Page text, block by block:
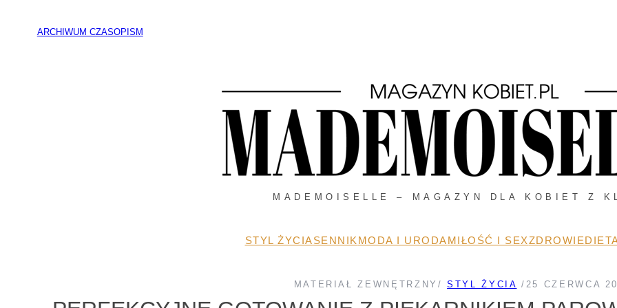
ARCHIWUM CZASOPISM
MADEMOISELLE – MAGAZYN DLA KOBIET Z
STYL ŻYCIASENNIK MODA I URODAMIŁOŚĆ I SEXZDROWIE
MATERIAŁ ZEWNĘTRZNY /STYL ŻYCIA / 25 CZERWCA